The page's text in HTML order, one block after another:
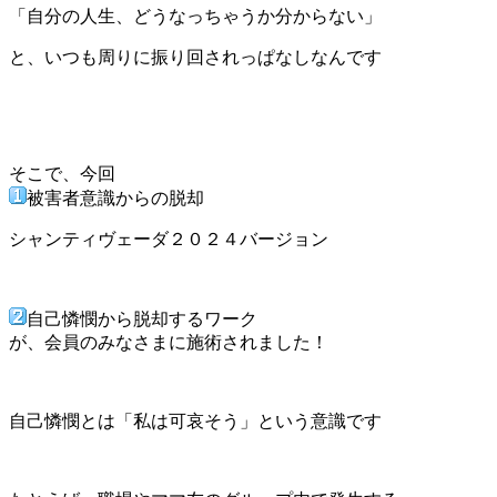
「自分の人生、どうなっちゃうか分からない」
と、いつも周りに振り回されっぱなしなんです
そこで、今回
被害者意識からの脱却
シャンティヴェーダ２０２４バージョン
自己憐憫から脱却するワーク
が、会員のみなさまに施術されました！
自己憐憫とは「私は可哀そう」という意識です